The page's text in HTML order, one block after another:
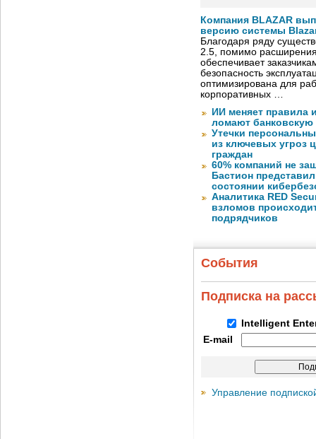
Компания BLAZAR
версию системы
Благодаря ряду
2.5, помимо
обеспечивает
безопасность
оптимизирована для
корпоративных …
ИИ меняет правила
ломают
Утечки
из ключевых угроз
граждан
60% компаний не
Бастион
состоянии
Аналитика RED
взломов
подрядчиков
События
Подписка на
Intelligent
E-mail
Управление